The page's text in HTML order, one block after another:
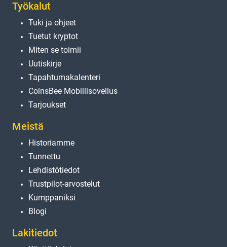
Työkalut
Tuki ja ohjeet
Tuetut kryptot
Miten se toimii
Uutiskirje
Tapahtumakalenteri
CoinsBee Mobiilisovellus
Tarjoukset
Meistä
Historiamme
Tunnettu
Lehdistötiedot
Trustpilot-arvostelut
Kumppaniksi
Blogi
Lakitiedot